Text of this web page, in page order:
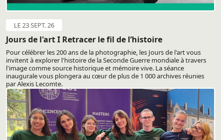
LE 23 SEPT. 26
Jours de l'art I Retracer le fil de l’histoire
Pour célébrer les 200 ans de la photographie, les Jours de l'art vous
invitent à explorer l'histoire de la Seconde Guerre mondiale à travers
l'image comme source historique et mémoire vive. La séance
inaugurale vous plongera au cœur de plus de 1 000 archives réunies
par Alexis Lecomte.